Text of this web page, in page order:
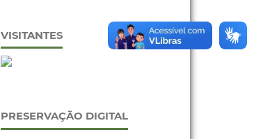
VISITANTES
PRESERVAÇÃO DIGITAL